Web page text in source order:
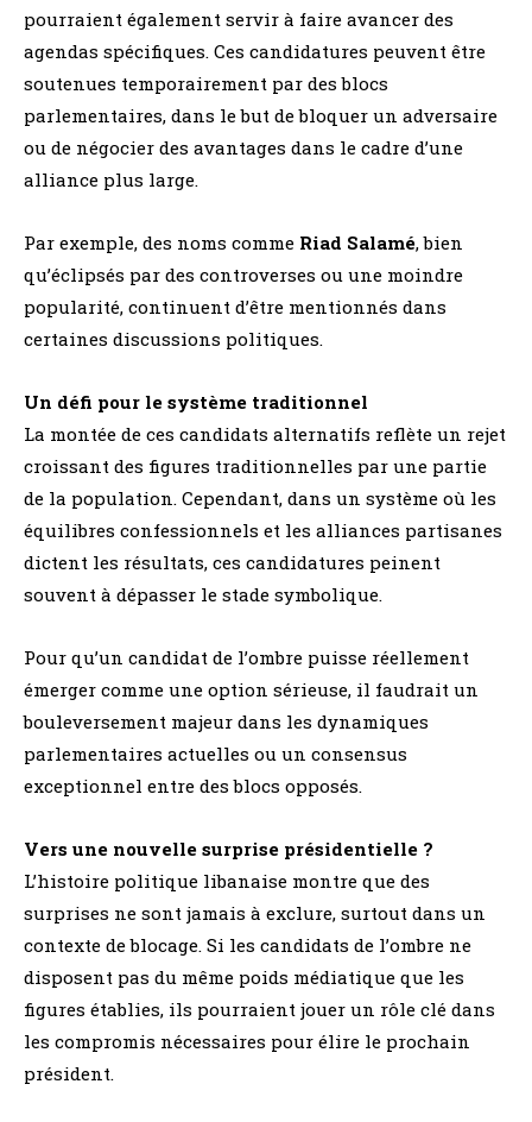
pourraient également servir à faire avancer des
agendas spécifiques. Ces candidatures peuvent être
soutenues temporairement par des blocs
parlementaires, dans le but de bloquer un adversaire
ou de négocier des avantages dans le cadre d’une
alliance plus large.
Par exemple, des noms comme Riad Salamé, bien
qu’éclipsés par des controverses ou une moindre
popularité, continuent d’être mentionnés dans
certaines discussions politiques.
Un défi pour le système traditionnel
La montée de ces candidats alternatifs reflète un rejet
croissant des figures traditionnelles par une partie
de la population. Cependant, dans un système où les
équilibres confessionnels et les alliances partisanes
dictent les résultats, ces candidatures peinent
souvent à dépasser le stade symbolique.
Pour qu’un candidat de l’ombre puisse réellement
émerger comme une option sérieuse, il faudrait un
bouleversement majeur dans les dynamiques
parlementaires actuelles ou un consensus
exceptionnel entre des blocs opposés.
Vers une nouvelle surprise présidentielle ?
L’histoire politique libanaise montre que des
surprises ne sont jamais à exclure, surtout dans un
contexte de blocage. Si les candidats de l’ombre ne
disposent pas du même poids médiatique que les
figures établies, ils pourraient jouer un rôle clé dans
les compromis nécessaires pour élire le prochain
président.